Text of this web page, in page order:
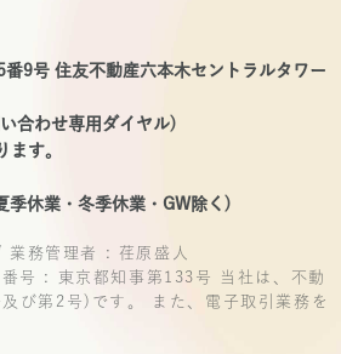
9号 住友不動産六本木セントラルタワー
合わせ専用ダイヤル)
ます。
休業・冬季休業・GW除く)
務管理者 : 荏原盛人
号 : 東京都知事第133号
当社は、不動
び第2号)です。
また、電子取引業務を